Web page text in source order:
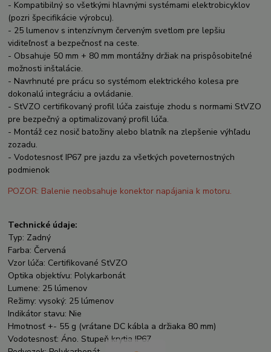
- Kompatibilný so všetkými hlavnými systémami elektrobicyklov
(pozri špecifikácie výrobcu).
- 25 lumenov s intenzívnym červeným svetlom pre lepšiu
viditeľnosť a bezpečnosť na ceste.
- Obsahuje 50 mm + 80 mm montážny držiak na prispôsobiteľné
možnosti inštalácie.
- Navrhnuté pre prácu so systémom elektrického kolesa pre
dokonalú integráciu a ovládanie.
- StVZO certifikovaný profil lúča zaisťuje zhodu s normami StVZO
pre bezpečný a optimalizovaný profil lúča.
- Montáž cez nosič batožiny alebo blatník na zlepšenie výhľadu
zozadu.
- Vodotesnosť IP67 pre jazdu za všetkých poveternostných
podmienok
POZOR: Balenie neobsahuje konektor napájania k motoru.
Technické údaje:
Typ: Zadný
Farba: Červená
Vzor lúča: Certifikované StVZO
Optika objektívu: Polykarbonát
Lumene: 25 lúmenov
Režimy: vysoký: 25 lúmenov
Indikátor stavu: Nie
Hmotnosť +- 55 g (vrátane DC kábla a držiaka 80 mm)
Vodotesnosť: Áno. Stupeň krytia IP67